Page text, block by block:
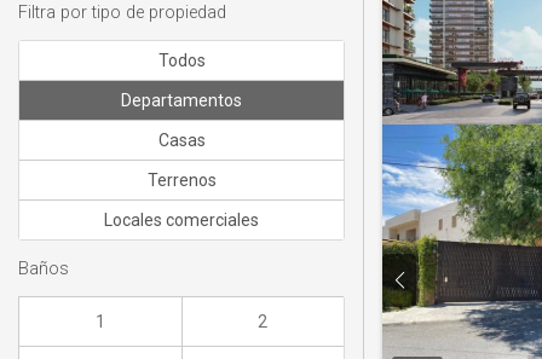
Filtra por tipo de propiedad
Todos
Departamentos
Casas
Terrenos
Locales comerciales
Baños
1 2